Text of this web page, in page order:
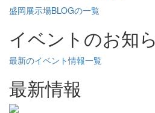
盛岡展示場BLOGの一覧
イベントのお知
最新のイベント情報一覧
最新情報